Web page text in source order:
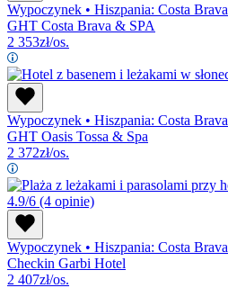
Wypoczynek • Hiszpania: Costa Brava
GHT Costa Brava & SPA
2 353zł/os.
Wypoczynek • Hiszpania: Costa Brava
GHT Oasis Tossa & Spa
2 372zł/os.
4.9/6 (4 opinie)
Wypoczynek • Hiszpania: Costa Brava
Checkin Garbi Hotel
2 407zł/os.